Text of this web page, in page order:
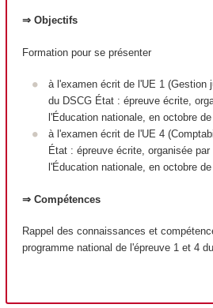
⇒ Objectifs
Formation pour se présenter
à l'examen écrit de l'UE 1 (Gestion
du DSCG État : épreuve écrite,
l'Éducation nationale, en octobre
à l'examen écrit de l'UE 4
État : épreuve écrite, organisée
l'Éducation nationale, en octobre
⇒ Compétences
Rappel des connaissances et
programme national de l'épreuve 1 et 4